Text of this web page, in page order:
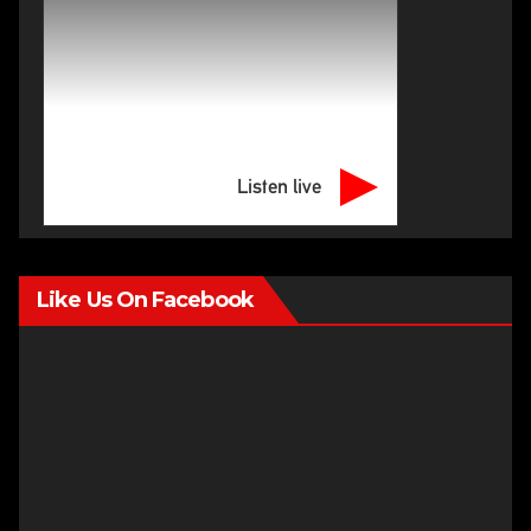
Listen live
Like Us On Facebook